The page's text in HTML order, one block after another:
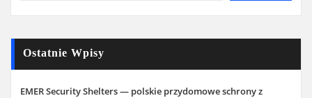
Ostatnie Wpisy
EMER Security Shelters — polskie przydomowe schrony z